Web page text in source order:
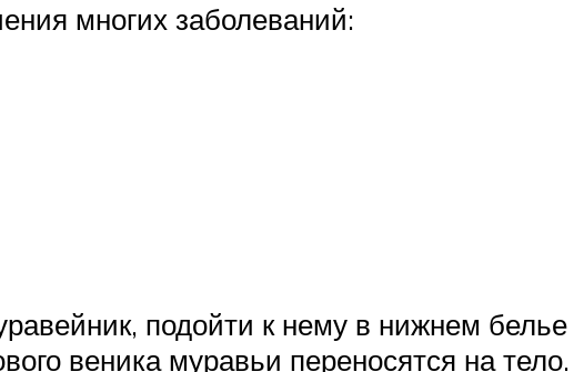
многих заболеваний:
подойти к нему в нижнем белье
веника муравьи переносятся на тело.